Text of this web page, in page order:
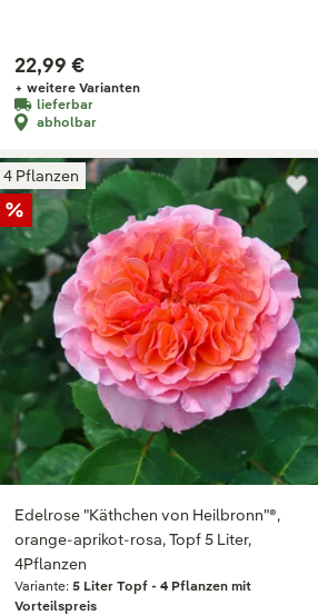
22,99 €
+ weitere Varianten
lieferbar
abholbar
4 Pflanzen
Edelrose "Käthchen von Heilbronn"®,
orange-aprikot-rosa, Topf 5 Liter,
4Pflanzen
Variante: 5 Liter Topf - 4 Pflanzen mit
Vorteilspreis